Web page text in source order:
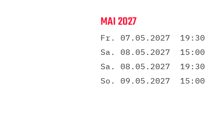
MAI 2027
Fr. 07.05.2027 19:30
Sa. 08.05.2027 15:00
Sa. 08.05.2027 19:30
So. 09.05.2027 15:00